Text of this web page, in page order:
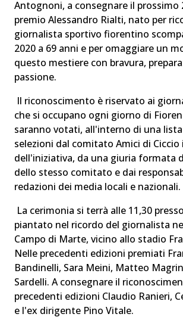
Antognoni, a consegnare il prossimo
premio Alessandro Rialti, nato per
giornalista sportivo fiorentino
2020 a 69 anni e per omaggiare un
questo mestiere con bravura,
passione.
Il riconoscimento è riservato ai
che si occupano ogni giorno di
saranno votati, all'interno di una
selezioni dal comitato Amici di
dell'iniziativa, da una giuria formata
dello stesso comitato e dai
redazioni dei media locali e nazionali.
La cerimonia si terrà alle 11,30
piantato nel ricordo del giornalista
Campo di Marte, vicino allo stadio
Nelle precedenti edizioni premiati
Bandinelli, Sara Meini, Matteo
Sardelli. A consegnare il
precedenti edizioni Claudio Ranieri,
e l'ex dirigente Pino Vitale.